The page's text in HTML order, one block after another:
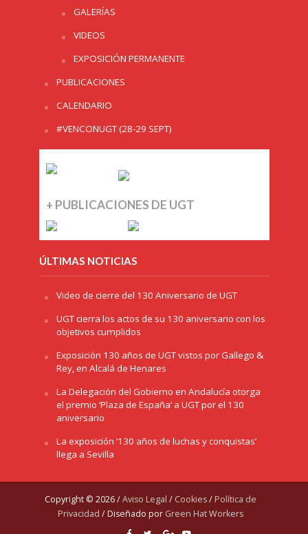
GALERÍAS
VIDEOS
EXPOSICIÓN PERMANENTE
PUBLICACIONES
CALENDARIO
#VENCONUGT (28-29 SEPT)
+ PUBLICACIONES DE UGT
ÚLTIMAS NOTICIAS
Video de cierre del 130 Aniversario de UGT
UGT cierra los actos de su 130 aniversario con los
objetivos cumplidos
Exposición 130 años de UGT vistos por Gallego &
Rey, en Alcalá de Henares
La Delegación del Gobierno en Andalucía otorga
el premio ‘Plaza de España’ a UGT por el 130
aniversario
La exposición ‘130 años de luchas y conquistas’
llega a Sevilla
Copyright © 2026 /Aviso Legal / Cookies/ Política de
Privacidad / Diseñado por Green Hat Workers